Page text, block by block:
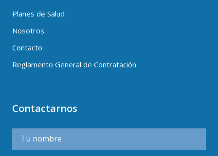
Planes de Salud
Nosotros
Contacto
Reglamento General de Contratación
Contactarnos